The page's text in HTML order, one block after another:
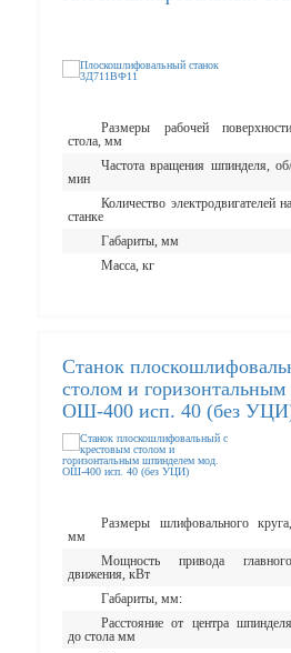
Размеры рабочей поверхности
стола, мм
Частота вращения шпинделя, об/
мин
Количество электродвигателей на
станке
Габариты, мм
Масса, кг
Cтанок
столом и
ОШ-400 исп. 40 (без
Размеры шлифовального круга,
мм
Мощность привода главного
движения, кВт
Габариты, мм:
Расстояние от центра шпинделя
до стола мм